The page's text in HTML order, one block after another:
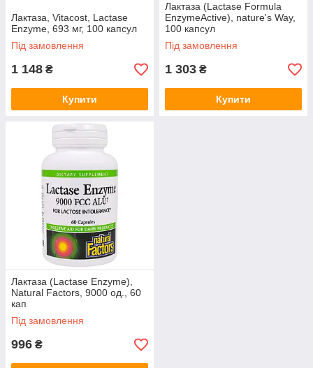
Лактаза, Vitacost, Lactase
Enzyme, 693 мг, 100 капсул
Під замовлення
1 148 ₴
Купити
Лактаза (Lactase Formula
EnzymeActive), nature's Way,
100 капсул
Під замовлення
1 303 ₴
Купити
Лактаза (Lactase Enzyme),
Natural Factors, 9000 од., 60
кап
Під замовлення
996 ₴